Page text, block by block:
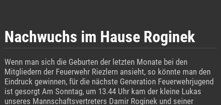
Nachwuchs im Hause Roginek
Wenn man sich die Geburten der letzten Monate bei den
Mitgliedern der Feuerwehr Riezlern ansieht, so könnte man den
Eindruck gewinnen, für die nächste Generation Feuerwehrjugend
ist gesorgt Am Sonntag, um 13.44 Uhr kam der kleine Lukas
unseres Mannschaftsvertreters Damir Roginek und seiner